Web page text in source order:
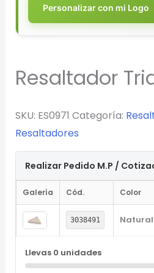
Personalizar con mi Logo
Resaltador
SKU: ES0971 Categoría:
Resaltadores
Realizar Pedido M.P /
Galería Cód. Color
3038491 Natural
Llevas 0 unidades